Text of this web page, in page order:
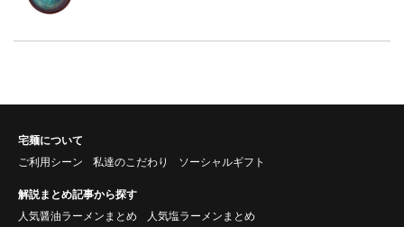
宅麺について
ご利用シーン
私達のこだわり ソーシャルギフト
解説まとめ記事から探す
人気醤油ラーメンまとめ
人気塩ラーメンまとめ